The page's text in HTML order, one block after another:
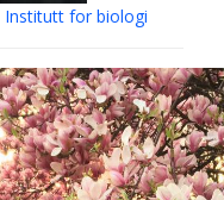
Institutt for biologi